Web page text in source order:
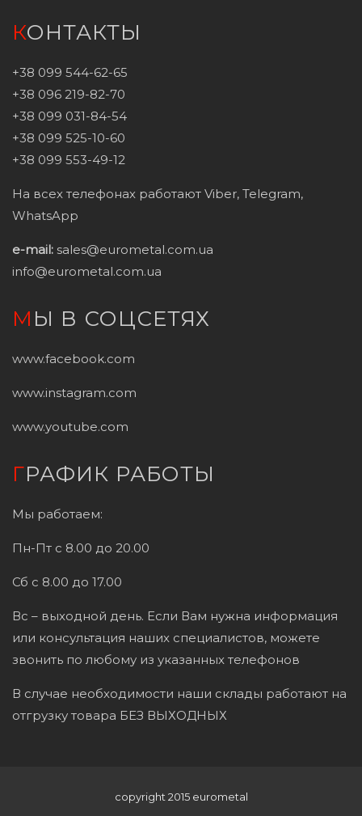
КОНТАКТЫ
+38 099 544-62-65
+38 096 219-82-70
+38 099 031-84-54
+38 099 525-10-60
+38 099 553-49-12
На всех телефонах работают Viber, Telegram,
WhatsApp
e-mail: sales@eurometal.com.ua
info@eurometal.com.ua
МЫ В СОЦСЕТЯХ
www.facebook.com
www.instagram.com
www.youtube.com
ГРАФИК РАБОТЫ
Мы работаем:
Пн-Пт с 8.00 до 20.00
Сб с 8.00 до 17.00
Вс – выходной день. Если Вам нужна информация
или консультация наших специалистов, можете
звонить по любому из указанных телефонов
В случае необходимости наши склады работают на
отгрузку товара БЕЗ ВЫХОДНЫХ
copyright 2015 eurometal